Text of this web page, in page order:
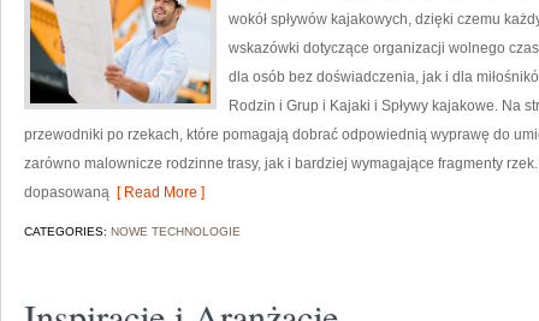
wokół spływów kajakowych, dzięki czemu
wskazówki dotyczące organizacji wolnego
dla osób bez doświadczenia, jak i dla
Rodzin i Grup i Kajaki i Spływy kajakowe. Na
przewodniki po rzekach, które pomagają dobrać odpowiednią wyprawę do
zarówno malownicze rodzinne trasy, jak i bardziej wymagające fragmenty
dopasowaną [ Read More ]
CATEGORIES: NOWE TECHNOLOGIE